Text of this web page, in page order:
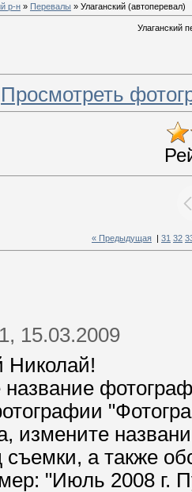
р-н » Перевалы » Улаганский (автоперевал)
Улаганский
Просмотреть
« Предыдущая 31 32
15.03.2009
измените
съемки, а также
"Июль 2008 г.